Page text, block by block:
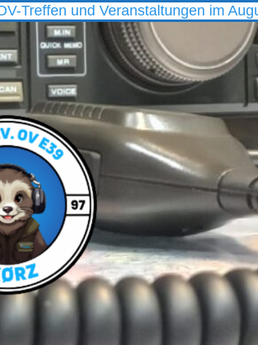
Veranstaltungen im August 2026
DARC
Ortsverband